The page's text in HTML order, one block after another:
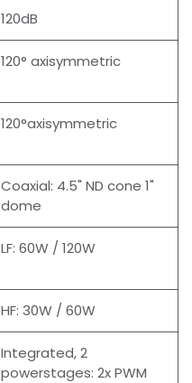
120dB
120° axisymmetric
120°axisymmetric
Coaxial: 4.5" ND cone 1"
dome
LF: 60W / 120W
HF: 30W / 60W
Integrated, 2
powerstages: 2x PWM